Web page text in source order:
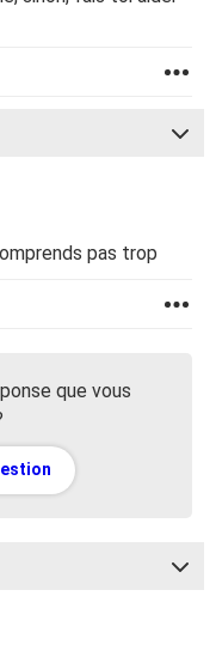
pas trop
que vous